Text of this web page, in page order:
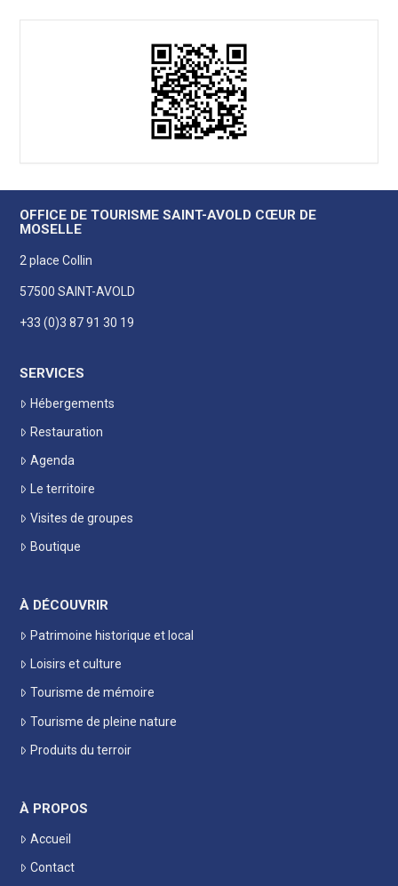
OFFICE DE TOURISME SAINT-AVOLD CŒUR DE
MOSELLE
2 place Collin
57500 SAINT-AVOLD
+33 (0)3 87 91 30 19
SERVICES
Hébergements
Restauration
Agenda
Le territoire
Visites de groupes
Boutique
À DÉCOUVRIR
Patrimoine historique et local
Loisirs et culture
Tourisme de mémoire
Tourisme de pleine nature
Produits du terroir
À PROPOS
Accueil
Contact